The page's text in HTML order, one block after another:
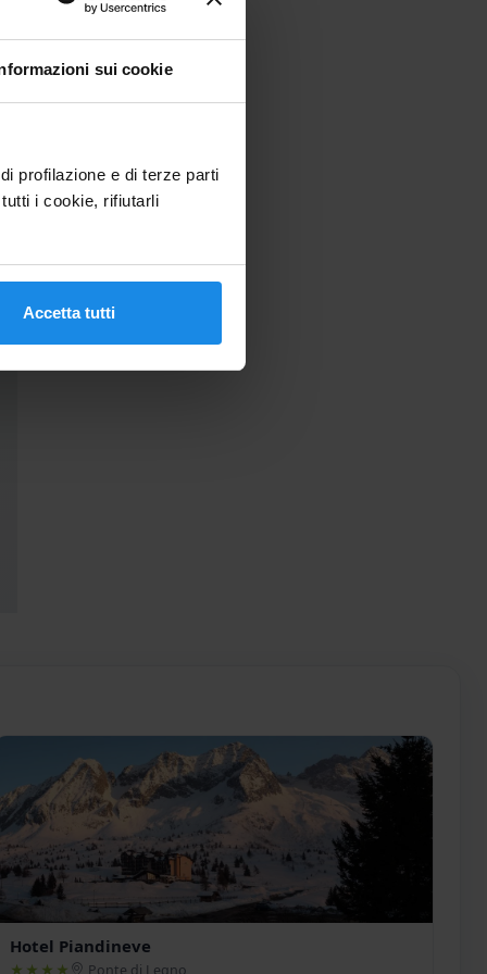
sui cookie
profilazione e di terze parti
i cookie, rifiutarli
Accetta tutti
Hotel Piandineve
★★★★ Ponte di Legno